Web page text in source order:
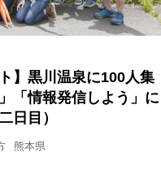
】黒川温泉に100人集
「情報発信しよう」に
日目）
熊本県